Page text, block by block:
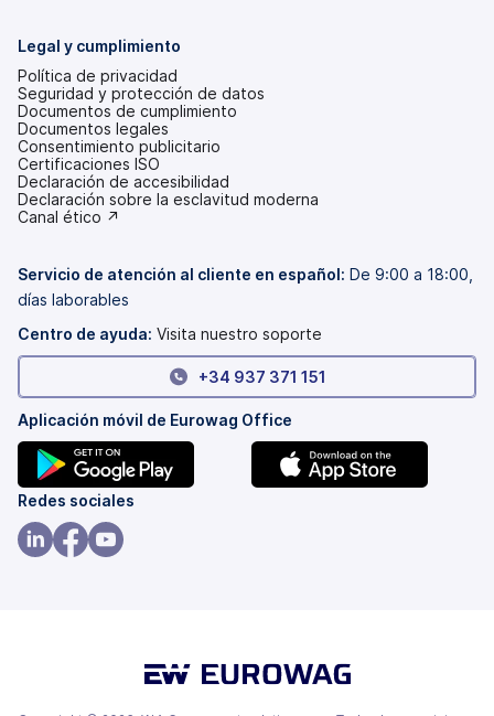
Legal y cumplimiento
Política de privacidad
Seguridad y protección de datos
Documentos de cumplimiento
Documentos legales
Consentimiento publicitario
Certificaciones ISO
Declaración de accesibilidad
(se
abre
pestaña
Declaración sobre la esclavitud moderna
(se
una
nueva)
Canal ético ↗
Servicio de atención al cliente en español: De 9:00 a 18:00,
días laborables
Centro de ayuda: Visita nuestro soporte
+34 937 371 151
Aplicación móvil de Eurowag Office
(se
abre
en
Redes sociales
pestaña